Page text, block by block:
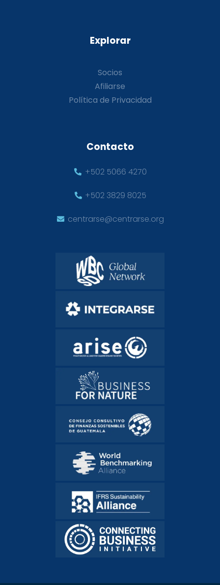
Explorar
Socios
Afiliarse
Política de Privacidad
Contacto
+502 5066 4270
+502 3829 8025
centrarse@centrarse.org